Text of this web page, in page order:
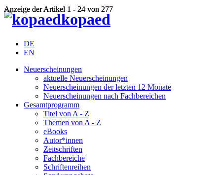
kopaed
DE
EN
Neuerscheinungen
aktuelle Neuerscheinungen
Neuerscheinungen der letzten 12 Monate
Neuerscheinungen nach Fachbereichen
Gesamtprogramm
Titel von A - Z
Themen von A - Z
eBooks
Autor*innen
Zeitschriften
Fachbereiche
Schriftenreihen
Anzeige der Artikel 1 - 24 von 277
Anzeige der Artikel 1 - 24 von 277